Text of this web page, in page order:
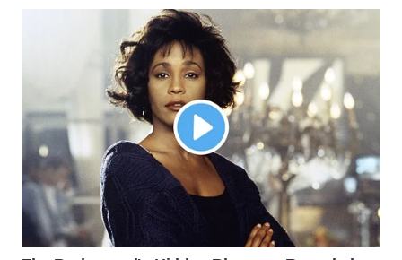
LABUHANBATU
TENGAH
WN DELI
SERDANG
WN
TEBING
TINGGI